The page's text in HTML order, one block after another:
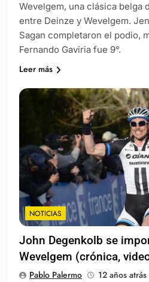
Wevelgem, una clásica belga
entre Deinze y Wevelgem.
Sagan completaron el podio,
Fernando Gaviria fue 9°.
Leer más
NOTICIAS
John Degenkolb se
Wevelgem (crónica,
Pablo Palermo 12 años atrás